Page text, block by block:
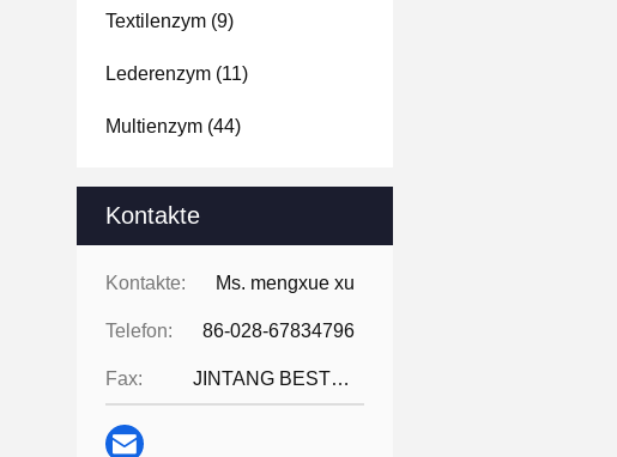
Textilenzym (9)
Lederenzym (11)
Multienzym (44)
Kontakte
Kontakte: Ms. mengxue xu
Telefon: 86-028-67834796
Fax: JINTANG BESTWAY TECHNOLOGY CO